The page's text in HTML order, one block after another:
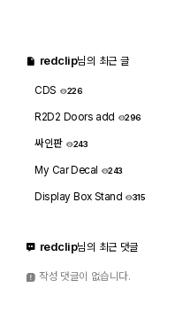
CNC 자유게시판
ETC PIC
S/W
redclip님의 최근 글
CDS 226
R2D2 Doors add 296
싸인판 243
My Car Decal 243
Display Box Stand 315
redclip님의 최근 댓글
작성 댓글이 없습니다.